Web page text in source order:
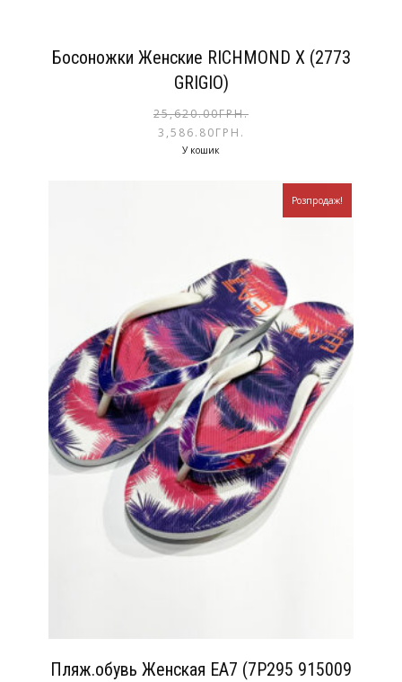
Босоножки Женские RICHMOND X (2773
GRIGIO)
25,620.00ГРН.
3,586.80ГРН.
У кошик
Пляж.обувь Женская EA7 (7P295 915009
Розпродаж!